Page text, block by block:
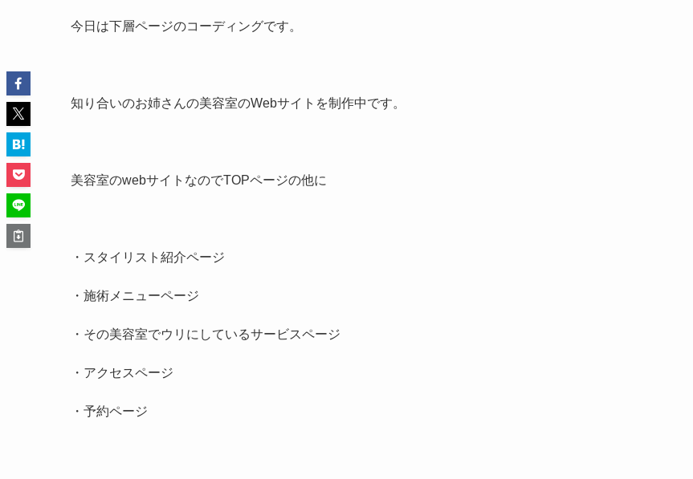
今日は下層ページのコーディングです。
知り合いのお姉さんの美容室のWebサイトを制作中です。
美容室のwebサイトなのでTOPページの他に
・スタイリスト紹介ページ
・施術メニューページ
・その美容室でウリにしているサービスページ
・アクセスページ
・予約ページ